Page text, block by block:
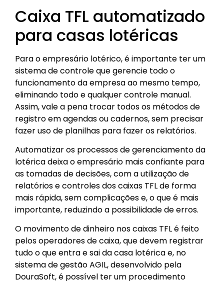
Caixa TFL automatizado
para casas lotéricas
Para o empresário lotérico, é importante ter um
sistema de controle que gerencie todo o
funcionamento da empresa ao mesmo tempo,
eliminando todo e qualquer controle manual.
Assim, vale a pena trocar todos os métodos de
registro em agendas ou cadernos, sem precisar
fazer uso de planilhas para fazer os relatórios.
Automatizar os processos de gerenciamento da
lotérica deixa o empresário mais confiante para
as tomadas de decisões, com a utilização de
relatórios e controles dos caixas TFL de forma
mais rápida, sem complicações e, o que é mais
importante, reduzindo a possibilidade de erros.
O movimento de dinheiro nos caixas TFL é feito
pelos operadores de caixa, que devem registrar
tudo o que entra e sai da casa lotérica e, no
sistema de gestão AGIL, desenvolvido pela
DouraSoft, é possível ter um procedimento